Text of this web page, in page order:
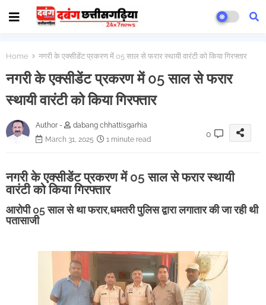
Home नगरी के एक्सीडेंट प्रकरण में 05 साल से फरार स्थायी वारंटी को किया गिरफ्तार
नगरी के एक्सीडेंट प्रकरण में 05 साल से फरार
स्थायी वारंटी को किया गिरफ्तार
Author -
dabang chhattisgarhia
March 31, 2025
1 minute read
0
नगरी के एक्सीडेंट प्रकरण में 05 साल से फरार स्थायी
वारंटी को किया गिरफ्तार
आरोपी 05 साल से था फरार,धमतरी पुलिस द्वारा लगातार की जा रही थी
पतासाजी